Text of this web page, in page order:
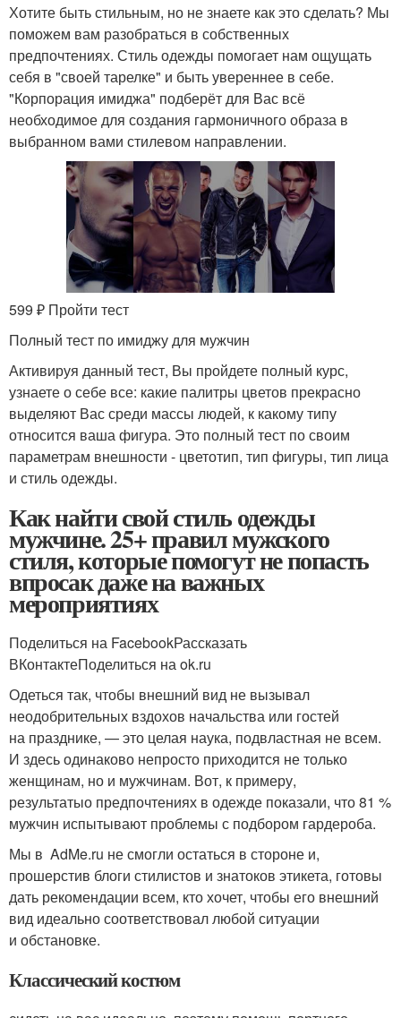
Хотите быть стильным, но не знаете как это сделать? Мы
поможем вам разобраться в собственных
предпочтениях. Стиль одежды помогает нам ощущать
себя в "своей тарелке" и быть увереннее в себе.
"Корпорация имиджа" подберёт для Вас всё
необходимое для создания гармоничного образа в
выбранном вами стилевом направлении.
599 ₽ Пройти тест
Полный тест по имиджу для мужчин
Активируя данный тест, Вы пройдете полный курс,
узнаете о себе все: какие палитры цветов прекрасно
выделяют Вас среди массы людей, к какому типу
относится ваша фигура. Это полный тест по своим
параметрам внешности - цветотип, тип фигуры, тип лица
и стиль одежды.
Как найти свой стиль одежды
мужчине. 25+ правил мужского
стиля, которые помогут не попасть
впросак даже на важных
мероприятиях
Поделиться на FacebookРассказать
ВКонтактеПоделиться на ok.ru
Одеться так, чтобы внешний вид не вызывал
неодобрительных вздохов начальства или гостей
на празднике, — это целая наука, подвластная не всем.
И здесь одинаково непросто приходится не только
женщинам, но и мужчинам. Вот, к примеру,
результатыо предпочтениях в одежде показали, что 81 %
мужчин испытывают проблемы с подбором гардероба.
Мы в AdMe.ru не смогли остаться в стороне и,
прошерстив блоги стилистов и знатоков этикета, готовы
дать рекомендации всем, кто хочет, чтобы его внешний
вид идеально соответствовал любой ситуации
и обстановке.
Классический костюм